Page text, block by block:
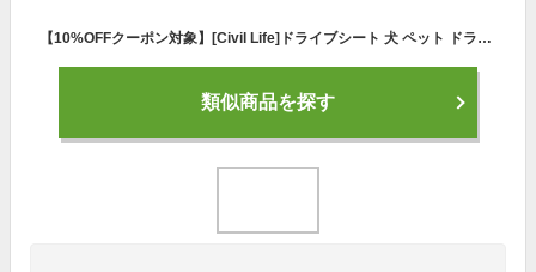
【10%OFFクーポン対象】[Civil Life]ドライブシート 犬 ペット ドライブシート ボックス 大判 大型 車用ペットシート ペット用ドライブシート 車載カバー 犬 いぬ カーシート シートカバー 車後座席用 ドライブボックス【4WAYタイプ】 母の日 花以外
類似商品を探す